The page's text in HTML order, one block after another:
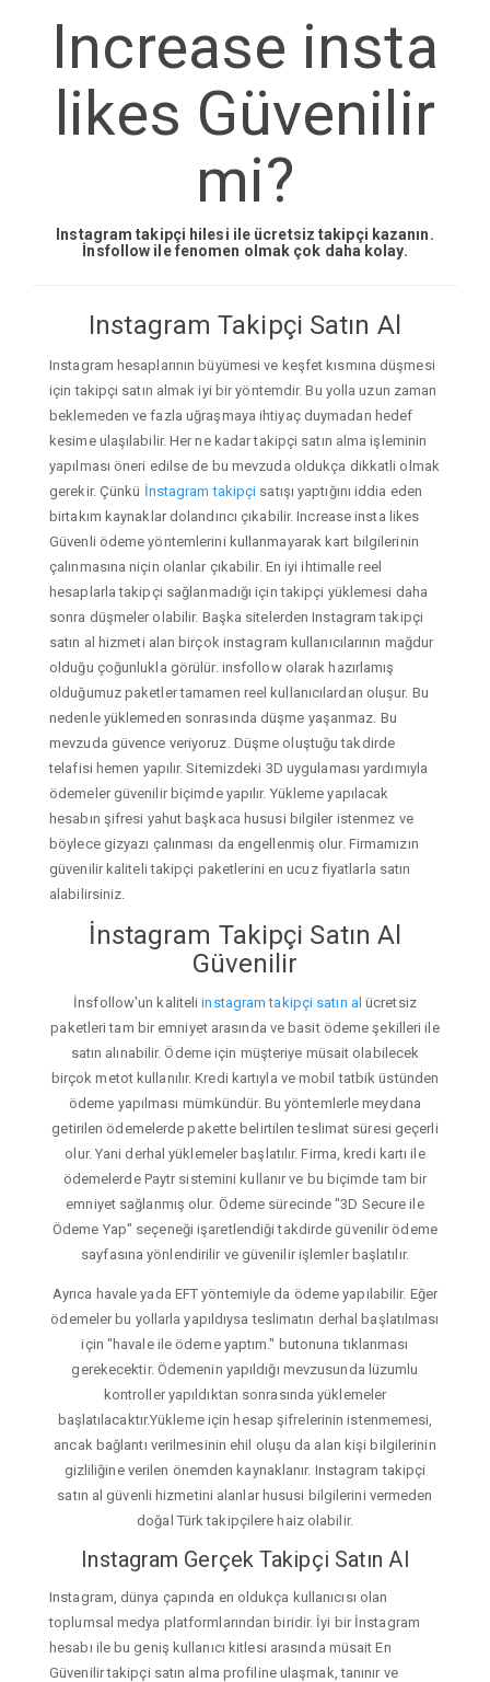
Increase insta
likes Güvenilir
mi?
Instagram takipçi hilesi ile ücretsiz takipçi kazanın.
İnsfollow ile fenomen olmak çok daha kolay.
Instagram Takipçi Satın Al
Instagram hesaplarının büyümesi ve keşfet kısmına düşmesi
için takipçi satın almak iyi bir yöntemdir. Bu yolla uzun zaman
beklemeden ve fazla uğraşmaya ihtiyaç duymadan hedef
kesime ulaşılabilir. Her ne kadar takipçi satın alma işleminin
yapılması öneri edilse de bu mevzuda oldukça dikkatli olmak
gerekir. Çünkü İnstagram takipçi satışı yaptığını iddia eden
birtakım kaynaklar dolandırıcı çıkabilir. Increase insta likes
Güvenli ödeme yöntemlerini kullanmayarak kart bilgilerinin
çalınmasına niçin olanlar çıkabilir. En iyi ihtimalle reel
hesaplarla takipçi sağlanmadığı için takipçi yüklemesi daha
sonra düşmeler olabilir. Başka sitelerden Instagram takipçi
satın al hizmeti alan birçok instagram kullanıcılarının mağdur
olduğu çoğunlukla görülür. insfollow olarak hazırlamış
olduğumuz paketler tamamen reel kullanıcılardan oluşur. Bu
nedenle yüklemeden sonrasında düşme yaşanmaz. Bu
mevzuda güvence veriyoruz. Düşme oluştuğu takdirde
telafisi hemen yapılır. Sitemizdeki 3D uygulaması yardımıyla
ödemeler güvenilir biçimde yapılır. Yükleme yapılacak
hesabın şifresi yahut başkaca hususi bilgiler istenmez ve
böylece gizyazı çalınması da engellenmiş olur. Firmamızın
güvenilir kaliteli takipçi paketlerini en ucuz fiyatlarla satın
alabilirsiniz.
İnstagram Takipçi Satın Al
Güvenilir
İnsfollow'un kaliteliinstagram takipçi satın al ücretsiz
paketleri tam bir emniyet arasında ve basit ödeme şekilleri ile
satın alınabilir. Ödeme için müşteriye müsait olabilecek
birçok metot kullanılır. Kredi kartıyla ve mobil tatbik üstünden
ödeme yapılması mümkündür. Bu yöntemlerle meydana
getirilen ödemelerde pakette belirtilen teslimat süresi geçerli
olur. Yani derhal yüklemeler başlatılır. Firma, kredi kartı ile
ödemelerde Paytr sistemini kullanır ve bu biçimde tam bir
emniyet sağlanmış olur. Ödeme sürecinde "3D Secure ile
Ödeme Yap" seçeneği işaretlendiği takdirde güvenilir ödeme
sayfasına yönlendirilir ve güvenilir işlemler başlatılır.
Ayrıca havale yada EFT yöntemiyle da ödeme yapılabilir. Eğer
ödemeler bu yollarla yapıldıysa teslimatın derhal başlatılması
için "havale ile ödeme yaptım." butonuna tıklanması
gerekecektir. Ödemenin yapıldığı mevzusunda lüzumlu
kontroller yapıldıktan sonrasında yüklemeler
başlatılacaktır.Yükleme için hesap şifrelerinin istenmemesi,
ancak bağlantı verilmesinin ehil oluşu da alan kişi bilgilerinin
gizliliğine verilen önemden kaynaklanır. Instagram takipçi
satın al güvenli hizmetini alanlar hususi bilgilerini vermeden
doğal Türk takipçilere haiz olabilir.
Instagram Gerçek Takipçi Satın Al
Instagram, dünya çapında en oldukça kullanıcısı olan
toplumsal medya platformlarından biridir. İyi bir İnstagram
hesabı ile bu geniş kullanıcı kitlesi arasında müsait En
Güvenilir takipçi satın alma profiline ulaşmak, tanınır ve